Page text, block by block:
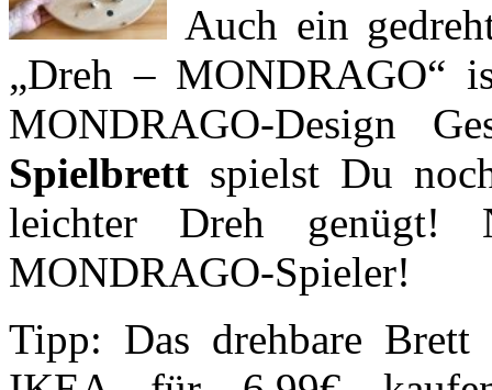
Auch ein
„Dreh – MONDRAGO“
MONDRAGO-Design
Spielbrett spielst Du
leichter Dreh genügt!
MONDRAGO-Spieler!
Tipp: Das drehbare